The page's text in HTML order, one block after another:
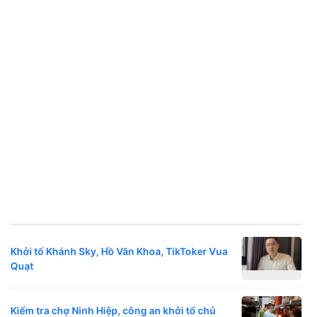
Khởi tố Khánh Sky, Hồ Văn Khoa, TikToker Vua
Quạt
Kiểm tra chợ Ninh Hiệp, công an khởi tố chủ